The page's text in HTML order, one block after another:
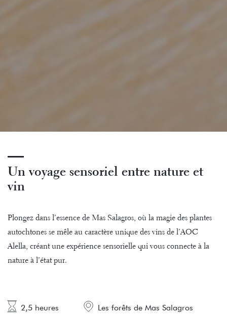
Un voyage sensoriel entre nature et
vin
Plongez dans l’essence de Mas Salagros, où la magie des plantes
autochtones se mêle au caractère unique des vins de l’AOC
Alella, créant une expérience sensorielle qui vous connecte à la
nature à l’état pur.
2,5 heures Les forêts de Mas Salagros